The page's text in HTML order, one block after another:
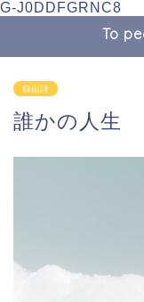
G-J0DDFGRNC8
To
自由詩
誰かの人生